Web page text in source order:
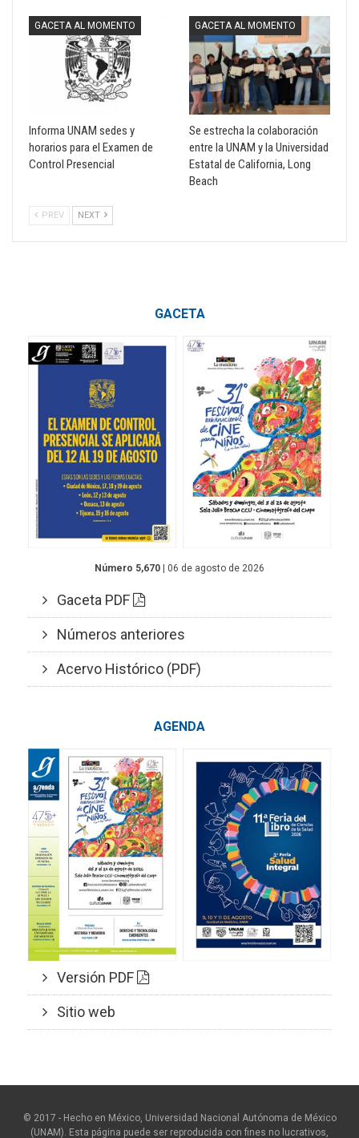
GACETA AL MOMENTO
Informa UNAM sedes y
horarios para el Examen de
Control Presencial
GACETA AL MOMENTO
Se estrecha la colaboración
entre la UNAM y la Universidad
Estatal de California, Long
Beach
PREV NEXT
GACETA
Número 5,670 | 06 de agosto de 2026
Gaceta PDF
Números anteriores
Acervo Histórico (PDF)
AGENDA
Versión PDF
Sitio web
© 2017 - Hecho en México, Universidad Nacional Autónoma de México
(UNAM). Esta página puede ser reproducida con fines no lucrativos,